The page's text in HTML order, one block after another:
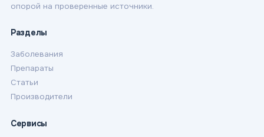
опорой на проверенные источники.
Разделы
Заболевания
Препараты
Статьи
Производители
Сервисы